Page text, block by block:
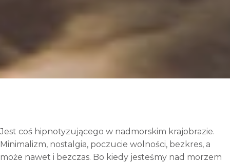
Jest coś hipnotyzującego w nadmorskim krajobrazie.
Minimalizm, nostalgia, poczucie wolności, bezkres, a
może nawet i bezczas. Bo kiedy jesteśmy nad morzem